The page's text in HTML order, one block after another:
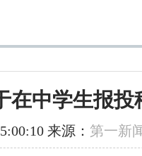
在中学生报投
来源： 第一新